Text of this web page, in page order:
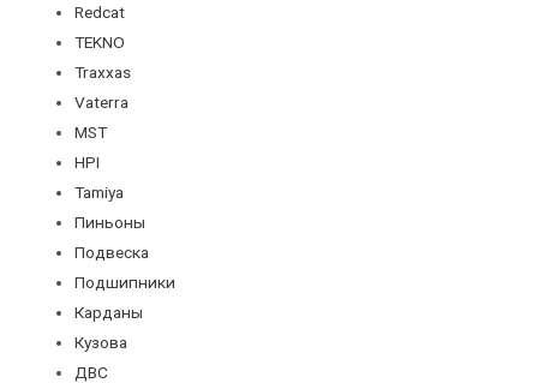
Redcat
TEKNO
Traxxas
Vaterra
MST
HPI
Tamiya
Пиньоны
Подвеска
Подшипники
Карданы
Кузова
ДВС